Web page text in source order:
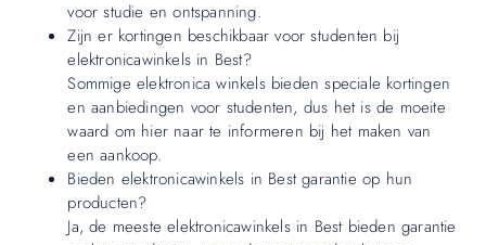
voor studie en ontspanning.
Zijn er kortingen beschikbaar voor studenten bij
elektronicawinkels in Best?
Sommige elektronica winkels bieden speciale kortingen
en aanbiedingen voor studenten, dus het is de moeite
waard om hier naar te informeren bij het maken van
een aankoop.
Bieden elektronicawinkels in Best garantie op hun
producten?
Ja, de meeste elektronicawinkels in Best bieden garantie